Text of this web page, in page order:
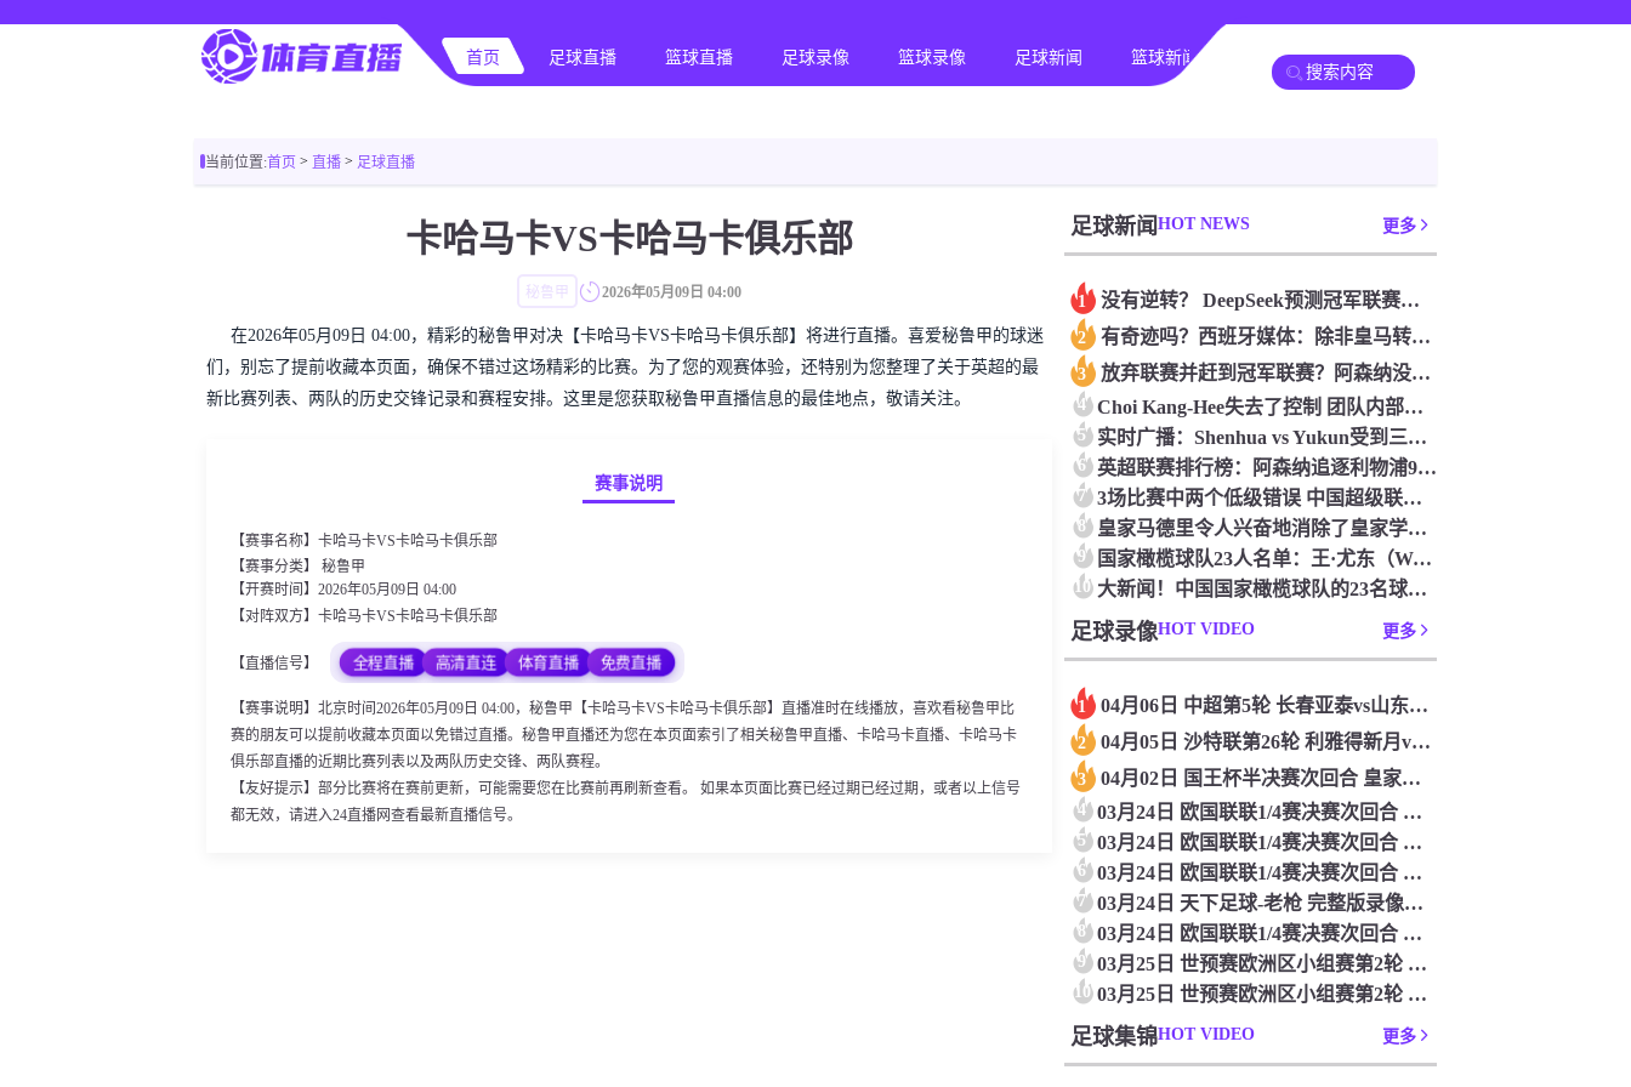
首页 足球直播 篮球直播 足球录像 篮球录像 足球新闻 篮球新闻
当前位置:首页 > 直播 > 足球直播
卡哈马卡VS卡哈马卡俱乐部
秘鲁甲 2026年05月09日 04:00
在2026年05月09日 04:00，精彩的秘鲁甲对决【卡哈马卡VS卡哈马卡俱乐部】将进行直播。喜爱秘鲁甲的球迷
们，别忘了提前收藏本页面，确保不错过这场精彩的比赛。为了您的观赛体验，还特别为您整理了关于英超的最
新比赛列表、两队的历史交锋记录和赛程安排。这里是您获取秘鲁甲直播信息的最佳地点，敬请关注。
赛事说明
【赛事名称】卡哈马卡VS卡哈马卡俱乐部
【赛事分类】 秘鲁甲
【开赛时间】2026年05月09日 04:00
【对阵双方】卡哈马卡VS卡哈马卡俱乐部
【直播信号】 全程直播 高清直连 体育直播 免费直播
【赛事说明】北京时间2026年05月09日 04:00，秘鲁甲【卡哈马卡VS卡哈马卡俱乐部】直播准时在线播放，喜欢看秘鲁甲比
赛的朋友可以提前收藏本页面以免错过直播。秘鲁甲直播还为您在本页面索引了相关秘鲁甲直播、卡哈马卡直播、卡哈马卡
俱乐部直播的近期比赛列表以及两队历史交锋、两队赛程。
【友好提示】部分比赛将在赛前更新，可能需要您在比赛前再刷新查看。 如果本页面比赛已经过期已经过期，或者以上信号
都无效，请进入24直播网查看最新直播信号。
足球新闻 HOT NEWS 更多
1 没有逆转？ DeepSeek预测冠军联赛的第二回合：4支球队在第一回合中获胜 枪手输了
2 有奇迹吗？西班牙媒体：除非皇马转过身赢得西甲或欧洲冠军
3 放弃联赛并赶到冠军联赛？阿森纳没有希望赢得英超杯 赢得欧洲冠军的可能性
4 Choi Kang-Hee失去了控制 团队内部的冲突很突出 只有一个人可以从水火中拯救崔孔
5 实时广播：Shenhua vs Yukun受到三项有争议的惩罚 Yukun将向中国足球联合会提出投诉
6 英超联赛排行榜：阿森纳追逐利物浦9分 曼联连续三件坏事
7 3场比赛中两个低级错误 中国超级联赛的前守门员很老 是时候让位了 最好的继任者出现
8 皇家马德里令人兴奋地消除了皇家学会 安彭负责造成巨大的灾难！
9 国家橄榄球队23人名单：王·尤东（Wang Yudong）首次被选为第11名 塞吉尼奥（Serginho）在名单上
10 大新闻！中国国家橄榄球队的23名球员被确认是第一次进入阵容
足球录像HOT VIDEO 更多
1 04月06日 中超第5轮 长春亚泰vs山东泰山 全场录像
2 04月05日 沙特联第26轮 利雅得新月vs利雅得胜利 全场录像
3 04月02日 国王杯半决赛次回合 皇家马德里vs皇家社会 全场录像
4 03月24日 欧国联联1/4赛决赛次回合 德国vs意大利 全场录像回放
5 03月24日 欧国联联1/4赛决赛次回合 法国vs克罗地亚 全场录像回放
6 03月24日 欧国联联1/4赛决赛次回合 葡萄牙vs丹麦 全场录像回放
7 03月24日 天下足球-老枪 完整版录像回放
8 03月24日 欧国联联1/4赛决赛次回合 西班牙vs荷兰 全场录像回放
9 03月25日 世预赛欧洲区小组赛第2轮 立陶宛vs芬兰 全场录像回放
10 03月25日 世预赛欧洲区小组赛第2轮 波兰vs马耳他 全场录像回放
足球集锦HOT VIDEO 更多